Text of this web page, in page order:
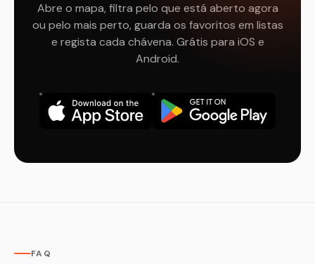
Abre o mapa, filtra pelo que está aberto agora
ou pelo mais perto, guarda os favoritos em listas
e regista cada chávena. Grátis para iOS e
Android.
FAQ